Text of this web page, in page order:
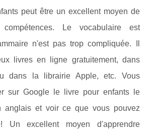
peut être un excellent moyen de
Le vocabulaire est
n'est pas trop compliquée. Il
livres en ligne gratuitement, dans
dans la librairie Apple, etc. Vous
sur Google le livre pour enfants le
anglais et voir ce que vous pouvez
Un excellent moyen d'apprendre